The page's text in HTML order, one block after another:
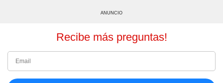
ANUNCIO
Recibe más preguntas!